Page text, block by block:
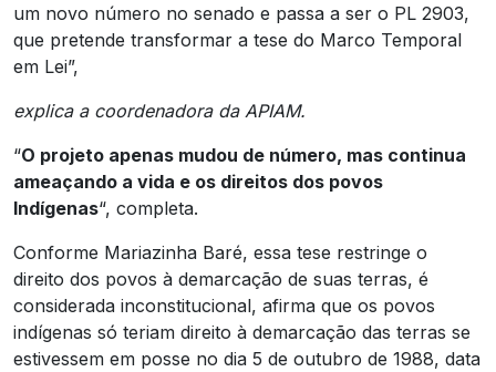
um novo número no senado e passa a ser o PL 2903,
que pretende transformar a tese do Marco Temporal
em Lei”,
explica a coordenadora da APIAM.
“O projeto apenas mudou de número, mas continua
ameaçando a vida e os direitos dos povos
Indígenas“, completa.
Conforme Mariazinha Baré, essa tese restringe o
direito dos povos à demarcação de suas terras, é
considerada inconstitucional, afirma que os povos
indígenas só teriam direito à demarcação das terras se
estivessem em posse no dia 5 de outubro de 1988, data